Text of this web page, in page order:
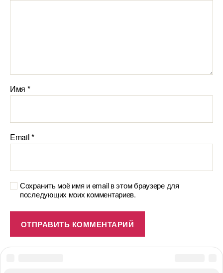
Имя *
Email*
Сохранить моё имя и email в этом браузере для
последующих моих комментариев.